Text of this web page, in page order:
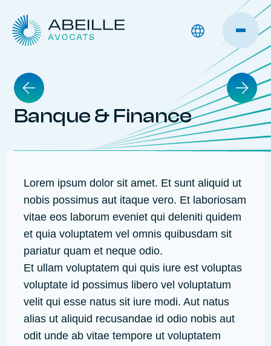
Banque & Finance
Lorem ipsum dolor sit amet. Et sunt aliquid ut
nobis possimus aut itaque vero. Et laboriosam
vitae eos laborum eveniet qui deleniti quidem
et quia voluptatem vel omnis quibusdam sit
pariatur quam et neque odio.
Et ullam voluptatem qui quis iure est voluptas
voluptate id possimus libero vel voluptatum
velit qui esse natus sit iure modi. Aut natus
alias ut aliquid recusandae id odio nobis aut
odit unde ab vitae tempore ut voluptatem